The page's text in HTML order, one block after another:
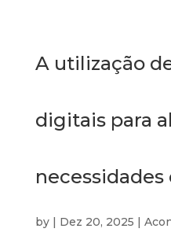
A utilização
digitais para
necessidades
by | Dez 20, 2025 |